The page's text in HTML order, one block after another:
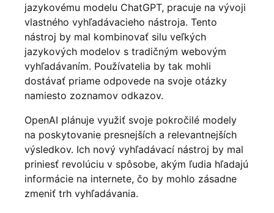
jazykovému modelu ChatGPT, pracuje na vývoji
vlastného vyhľadávacieho nástroja. Tento
nástroj by mal kombinovať silu veľkých
jazykových modelov s tradičným webovým
vyhľadávaním. Používatelia by tak mohli
dostávať priame odpovede na svoje otázky
namiesto zoznamov odkazov.
OpenAI plánuje využiť svoje pokročilé modely
na poskytovanie presnejších a relevantnejších
výsledkov. Ich nový vyhľadávací nástroj by mal
priniesť revolúciu v spôsobe, akým ľudia hľadajú
informácie na internete, čo by mohlo zásadne
zmeniť trh vyhľadávania.